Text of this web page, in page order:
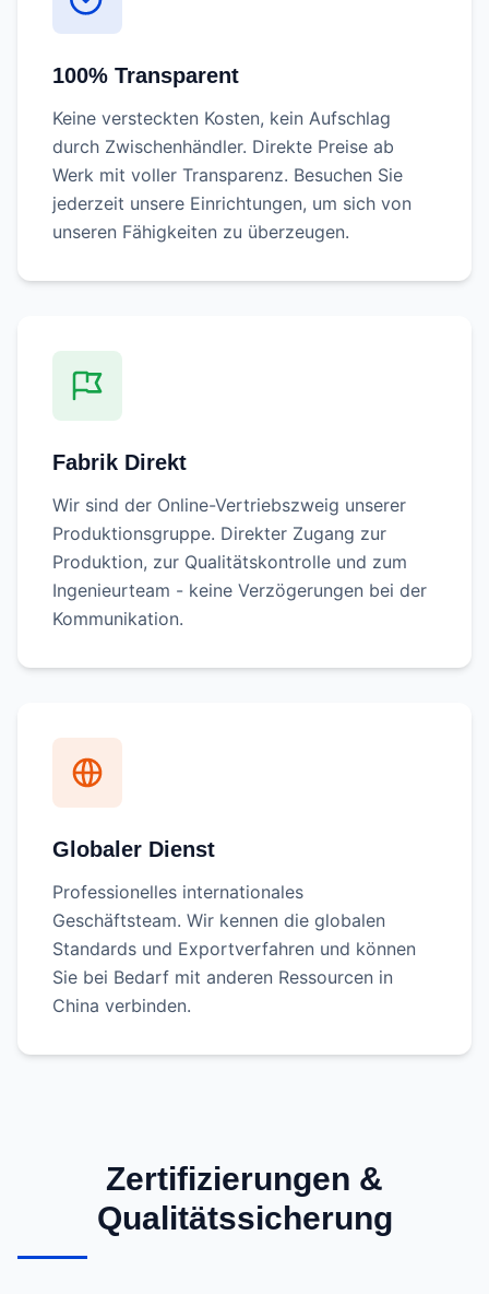
100% Transparent
Keine versteckten Kosten, kein Aufschlag
durch Zwischenhändler. Direkte Preise ab
Werk mit voller Transparenz. Besuchen Sie
jederzeit unsere Einrichtungen, um sich von
unseren Fähigkeiten zu überzeugen.
Fabrik Direkt
Wir sind der Online-Vertriebszweig unserer
Produktionsgruppe. Direkter Zugang zur
Produktion, zur Qualitätskontrolle und zum
Ingenieurteam - keine Verzögerungen bei der
Kommunikation.
Globaler Dienst
Professionelles internationales
Geschäftsteam. Wir kennen die globalen
Standards und Exportverfahren und können
Sie bei Bedarf mit anderen Ressourcen in
China verbinden.
Zertifizierungen &
Qualitätssicherung